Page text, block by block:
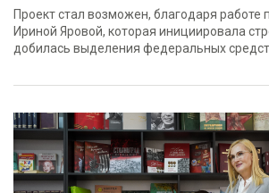
Проект стал возможен, благодаря работе
Ириной Яровой, которая инициировала
добилась выделения федеральных